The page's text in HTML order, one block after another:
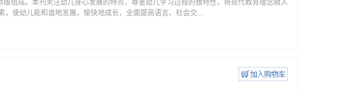
组成。本刊关注幼儿身心发展的特点，尊重幼儿学习过程的独特性，将现代教育理念融入
使幼儿能和谐地发展，愉快地成长，全面提高语言、社会交...